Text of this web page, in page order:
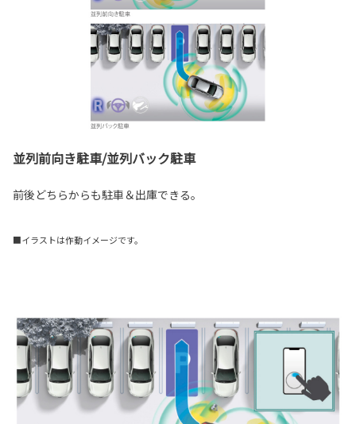
並列前向き駐車/並列バック駐車
前後どちらからも駐車＆出庫できる。
■イラストは作動イメージです。